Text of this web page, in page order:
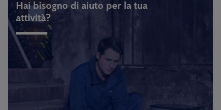
Hai bisogno di aiuto per la tua
attività?